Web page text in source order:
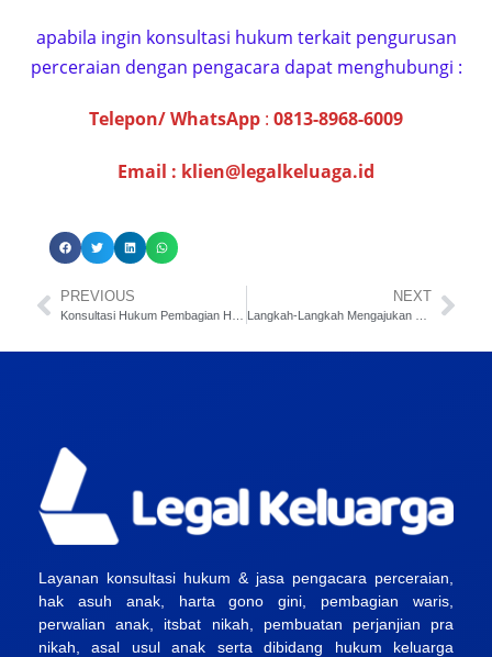
apabila ingin konsultasi hukum terkait pengurusan
perceraian dengan pengacara dapat menghubungi :
Telepon/ WhatsApp : 0813-8968-6009
Email : klien@legalkeluaga.id
PREVIOUS NEXT
Layanan konsultasi hukum & jasa pengacara perceraian,
hak asuh anak, harta gono gini, pembagian waris,
perwalian anak, itsbat nikah, pembuatan perjanjian pra
nikah, asal usul anak serta dibidang hukum keluarga